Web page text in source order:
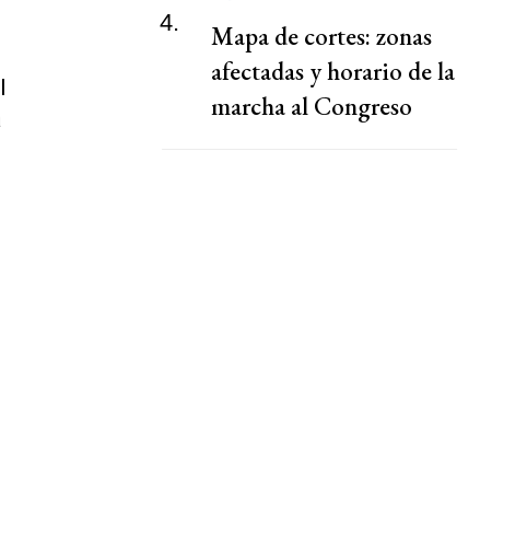
4.
Mapa de cortes: zonas
afectadas y horario de la
marcha al Congreso